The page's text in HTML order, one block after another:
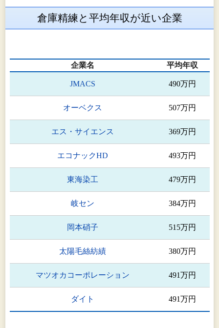
倉庫精練と平均年収が近い企業
企業名 平均年収
JMACS 490万円
オーベクス 507万円
エス・サイエンス 369万円
エコナックHD 493万円
東海染工 479万円
岐セン 384万円
岡本硝子 515万円
太陽毛絲紡績 380万円
マツオカコーポレーション 491万円
ダイト 491万円